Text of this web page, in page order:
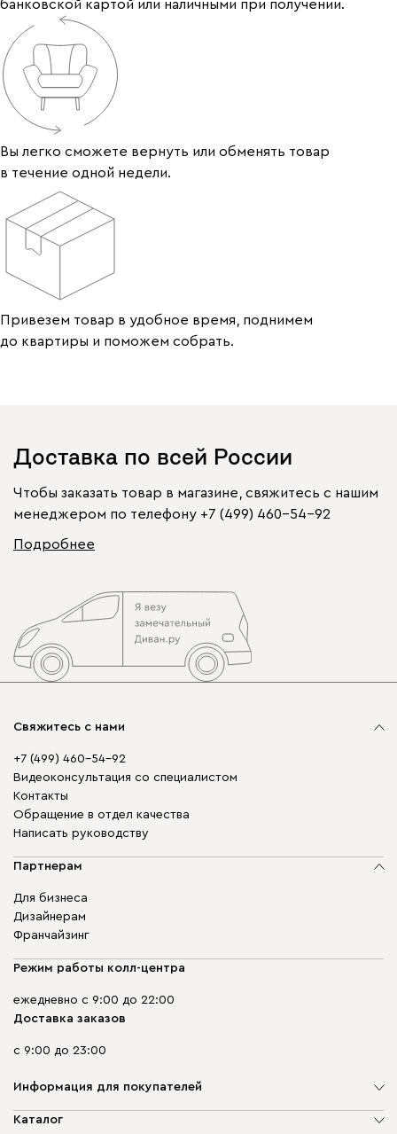
банковской картой или наличными при получении.
Вы легко сможете вернуть или обменять товар
в течение одной недели.
Привезем товар в удобное время, поднимем
до квартиры и поможем собрать.
Доставка по всей России
Чтобы заказать товар в магазине, свяжитесь с нашим
менеджером по телефону +7 (499) 460-54-92
Подробнее
Свяжитесь с нами
+7 (499) 460-54-92
Видеоконсультация со специалистом
Контакты
Обращение в отдел качества
Написать руководству
Партнерам
Для бизнеса
Дизайнерам
Франчайзинг
Режим работы колл-центра
ежедневно с 9:00 до 22:00
Доставка заказов
с 9:00 до 23:00
Информация для покупателей
О компании
Каталог